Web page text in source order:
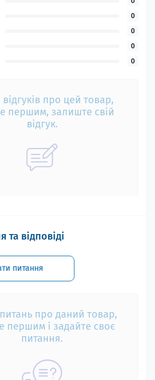
0
0
0
0
про цей товар,
першим, залиште свій
відгук.
та відповіді
питання
про даний товар,
першим і задайте своє
питання.